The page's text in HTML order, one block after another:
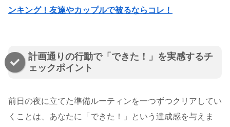
ンキング！友達やカップルで被るならコレ！
計画通りの行動で「できた！」を実感するチ
ェックポイント
前日の夜に立てた準備ルーティンを一つずつクリアしてい
くことは、あなたに「できた！」という達成感を与えま